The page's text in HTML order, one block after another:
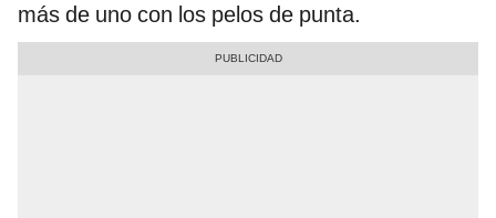
más de uno con los pelos de punta.